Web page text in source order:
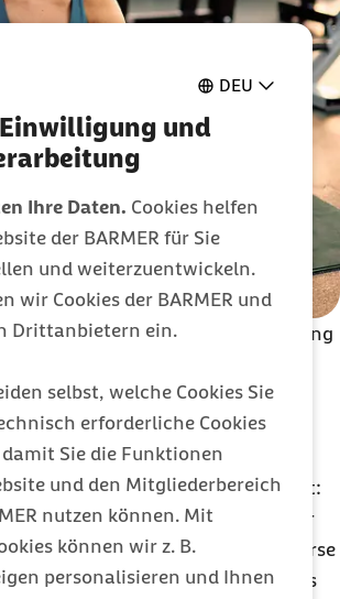
DEU
und
Ihre Daten. Cookies helfen
der BARMER für Sie
und weiterzuentwickeln.
wir Cookies der BARMER und
Drittanbietern ein.
selbst, welche Cookies Sie
erforderliche Cookies
Sie die Funktionen
und den Mitgliederbereich
nutzen können. Mit
können wir z. B.
personalisieren und Ihnen
oder Nordic Walking
Krankenkassen haben für ihre
Auswahl an
im Portfolio. Und nicht ohne
des Geld-Ratgebers
bei den Versicherten sehr beliebt:
finden sie wichtig oder sehr
immerhin unterstützen die Kurse
seelisch fit zu bleiben – und das